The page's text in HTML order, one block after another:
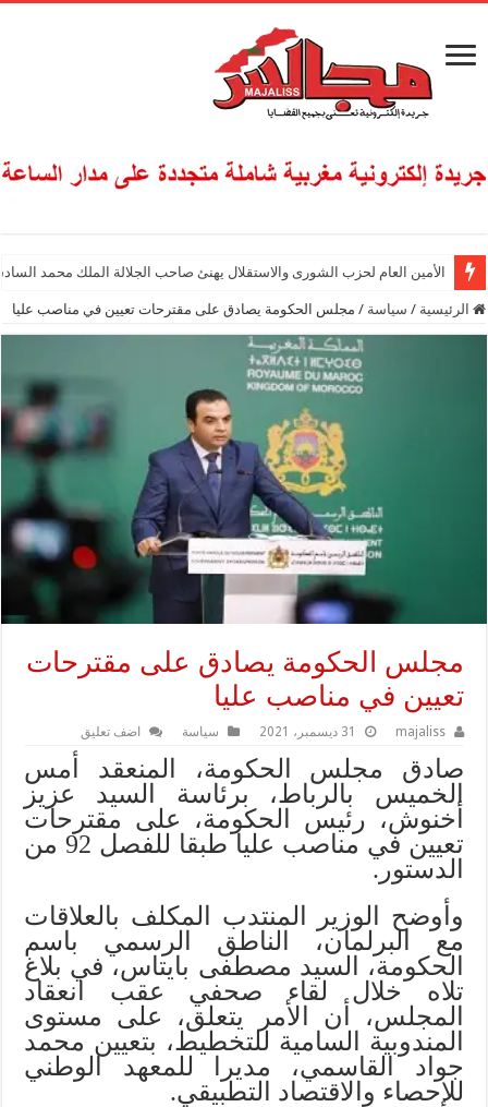
الأمين العام لحزب الشورى والاستقلال يهنئ صاحب الجلالة الملك محمد
الرئيسية / سياسة / مجلس الحكومة يصادق على مقترحات تعيين في مناصب عليا
مجلس الحكومة يصادق على مقترحات
تعيين في مناصب عليا
majaliss 31 ديسمبر، 2021 سياسة اضف تعليق
صادق مجلس الحكومة، المنعقد أمس
الخميس بالرباط، برئاسة السيد عزيز
أخنوش، رئيس الحكومة، على مقترحات
تعيين في مناصب عليا طبقا للفصل 92 من
الدستور.
وأوضح الوزير المنتدب المكلف بالعلاقات
مع البرلمان، الناطق الرسمي باسم
الحكومة، السيد مصطفى بايتاس، في بلاغ
تلاه خلال لقاء صحفي عقب ‏انعقاد
المجلس، أن الأمر يتعلق، على مستوى
المندوبية السامية للتخطيط، بتعيين محمد
جواد القاسمي، مديرا للمعهد الوطني
للإحصاء والاقتصاد التطبيقي.